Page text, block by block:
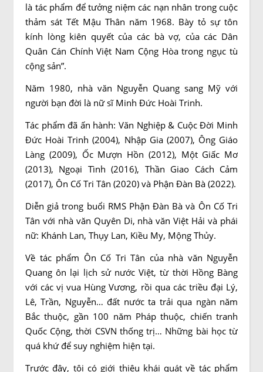
là tác phẩm để tưởng niệm các nạn nhân trong cuộc
thảm sát Tết Mậu Thân năm 1968. Bày tỏ sự tôn
kính lòng kiên quyết của các bà vợ, của các Dân
Quân Cán Chính Việt Nam Cộng Hòa trong ngục tù
cộng sản”.
Năm 1980, nhà văn Nguyễn Quang sang Mỹ với
người bạn đời là nữ sĩ Minh Đức Hoài Trinh.
Tác phẩm đã ấn hành: Văn Nghiệp & Cuộc Đời Minh
Đức Hoài Trinh (2004), Nhập Gia (2007), Ông Giáo
Làng (2009), Ốc Mượn Hồn (2012), Một Giấc Mơ
(2013), Ngoại Tình (2016), Thần Giao Cách Cảm
(2017), Ôn Cố Tri Tân (2020) và Phận Đàn Bà (2022).
Diễn giả trong buổi RMS Phận Đàn Bà và Ôn Cố Tri
Tân với nhà văn Quyên Di, nhà văn Việt Hải và phái
nữ: Khánh Lan, Thụy Lan, Kiều My, Mộng Thủy.
Về tác phẩm Ôn Cố Tri Tân của nhà văn Nguyễn
Quang ôn lại lịch sử nước Việt, từ thời Hồng Bàng
với các vị vua Hùng Vương, rồi qua các triều đại Lý,
Lê, Trần, Nguyễn… đất nước ta trải qua ngàn năm
Bắc thuộc, gần 100 năm Pháp thuộc, chiến tranh
Quốc Cộng, thời CSVN thống trị… Những bài học từ
quá khứ để suy nghiệm hiện tại.
Trước đây, tôi có giới thiệu khái quát về tác phẩm